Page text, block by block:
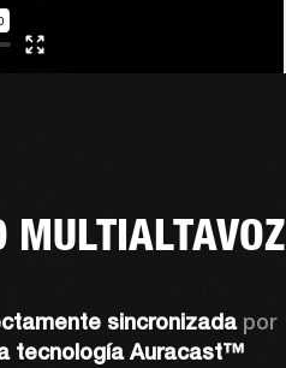
MULTIALTAVOZ
sincronizada por
tecnología Auracast™